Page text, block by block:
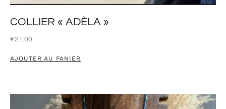
COLLIER « ADÈLA »
€21.00
AJOUTER AU PANIER